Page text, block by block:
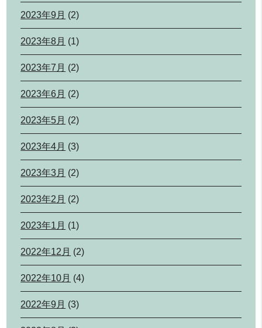
2023年9月 (2)
2023年8月 (1)
2023年7月 (2)
2023年6月 (2)
2023年5月 (2)
2023年4月 (3)
2023年3月 (2)
2023年2月 (2)
2023年1月 (1)
2022年12月 (2)
2022年10月 (4)
2022年9月 (3)